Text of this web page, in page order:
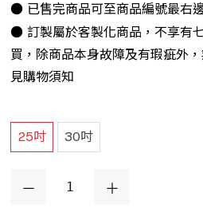
● 已售完商品可至商品編號最右
● 訂製屬於客製化商品，不享有
買，除商品本身故障及有瑕疵外
見購物須知
25吋 30吋